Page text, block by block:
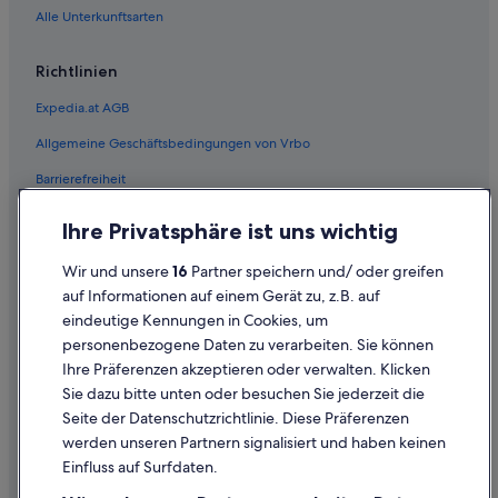
Prein an der Rax Hotels
Pensionen in Prein an der Rax
Villen in Prein an der Rax
Chalets in Reichenau an der Rax
Gasthäuser in Reichenau an der Rax
Hotels mit Fitnessbereich in Reichenau an der Rax
Hotels mit Frühstück in Reichenau an der Rax
Hotels mit Sauna in Reichenau an der Rax
Haustierfreundliche in Reichenau an der Rax
Pensionen in Reichenau an der Rax
Villen in Reichenau an der Rax
Wohnungen in Reichenau an der Rax
Alle Unterkunftsarten
Richtlinien
Expedia.at AGB
Allgemeine Geschäftsbedingungen von Vrbo
Barrierefreiheit
Rechtliche Hinweise/Kontakt
Inhaltsrichtlinien und Melden von Inhalten
Hilfe
Hilfe
Ihre Privatsphäre ist uns wichtig
Wir und unsere16 Partner speichern und/ oder greifen
auf Informationen auf einem Gerät zu, z.B. auf
eindeutige Kennungen in Cookies, um
personenbezogene Daten zu verarbeiten. Sie können
Ihre Präferenzen akzeptieren oder verwalten. Klicken
Sie dazu bitte unten oder besuchen Sie jederzeit die
Seite der Datenschutzrichtlinie. Diese Präferenzen
werden unseren Partnern signalisiert und haben keinen
Einfluss auf Surfdaten.